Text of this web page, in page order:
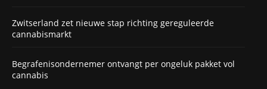
Zwitserland zet nieuwe stap richting gereguleerde
cannabismarkt
Begrafenisondernemer ontvangt per ongeluk pakket vol
cannabis